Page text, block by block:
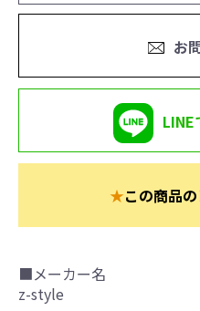
お
LINE
★この商品
■メーカー名
z-style